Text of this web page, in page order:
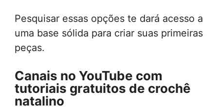
Pesquisar essas opções te dará acesso a
uma base sólida para criar suas primeiras
peças.
Canais no YouTube com
tutoriais gratuitos de crochê
natalino